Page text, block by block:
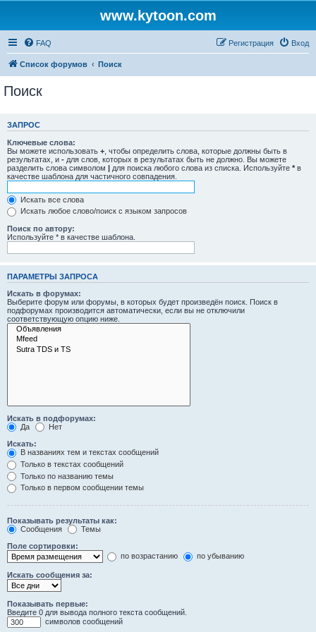
www.kytoon.com
FAQ Вход
Регистрация
Список форумов Поиск
Поиск
ЗАПРОС
Ключевые слова:
Вы можете использовать + , чтобы определить слова, которые должны быть в
результатах, и - для слов, которых в результатах быть не должно. Вы можете
разделить слова символом | для поиска любого слова из списка. Используйте * в
качестве шаблона для частичного совпадения.
Искать все слова
Искать любое слово/поиск с языком запросов
Поиск по автору:
Используйте * в качестве шаблона.
ПАРАМЕТРЫ ЗАПРОСА
Искать в форумах:
Выберите форум или форумы, в которых будет произведён поиск. Поиск в
подфорумах производится автоматически, если вы не отключили
соответствующую опцию ниже.
Искать в подфорумах:
Да
Нет
Искать:
В названиях тем и текстах сообщений
Только в текстах сообщений
Только по названию темы
Только в первом сообщении темы
Показывать результаты как:
Сообщения
Темы
Поле сортировки:
по возрастанию
по убыванию
Искать сообщения за:
Показывать первые:
Введите 0 для вывода полного текста сообщений.
символов сообщений